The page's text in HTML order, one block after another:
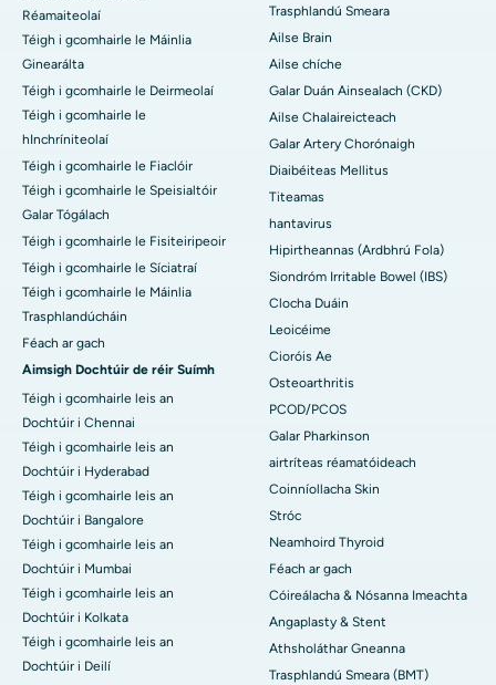
Réamaiteolaí
Téigh i gcomhairle le Máinlia
Ginearálta
Téigh i gcomhairle le Deirmeolaí
Téigh i gcomhairle le
hInchríniteolaí
Téigh i gcomhairle le Fiaclóir
Téigh i gcomhairle le Speisialtóir
Galar Tógálach
Téigh i gcomhairle le Fisiteiripeoir
Téigh i gcomhairle le Síciatraí
Téigh i gcomhairle le Máinlia
Trasphlandúcháin
Féach ar gach
Aimsigh Dochtúir de réir Suímh
Téigh i gcomhairle leis an
Dochtúir i Chennai
Téigh i gcomhairle leis an
Dochtúir i Hyderabad
Téigh i gcomhairle leis an
Dochtúir i Bangalore
Téigh i gcomhairle leis an
Dochtúir i Mumbai
Téigh i gcomhairle leis an
Dochtúir i Kolkata
Téigh i gcomhairle leis an
Dochtúir i Deilí
Trasphlandú Smeara
Ailse Brain
Ailse chíche
Galar Duán Ainsealach (CKD)
Ailse Chalaireicteach
Galar Artery Chorónaigh
Diaibéiteas Mellitus
Titeamas
hantavirus
Hipirtheannas (Ardbhrú Fola)
Siondróm Irritable Bowel (IBS)
Clocha Duáin
Leoicéime
Cioróis Ae
Osteoarthritis
PCOD/PCOS
Galar Pharkinson
airtríteas réamatóideach
Coinníollacha Skin
Stróc
Neamhoird Thyroid
Féach ar gach
Cóireálacha & Nósanna Imeachta
Angaplasty & Stent
Athsholáthar Gneanna
Trasphlandú Smeara (BMT)